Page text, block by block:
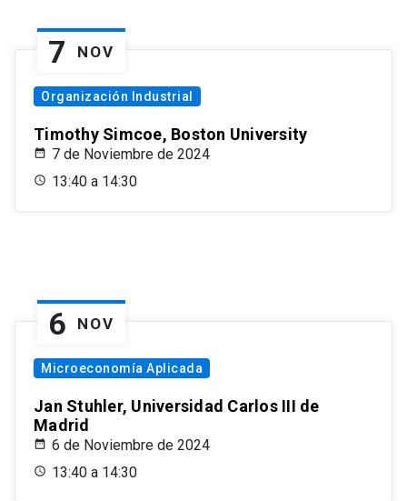
7 NOV
Organización Industrial
Timothy Simcoe, Boston University
7 de Noviembre de 2024
13:40 a 14:30
6 NOV
Microeconomía Aplicada
Jan Stuhler, Universidad Carlos III de
Madrid
6 de Noviembre de 2024
13:40 a 14:30